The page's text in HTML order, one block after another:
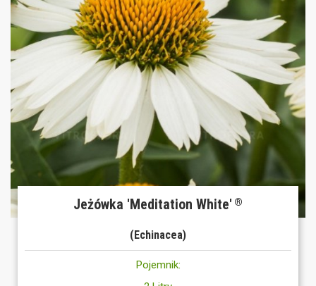
Jeżówka 'Meditation White' ®
(Echinacea)
Pojemnik: